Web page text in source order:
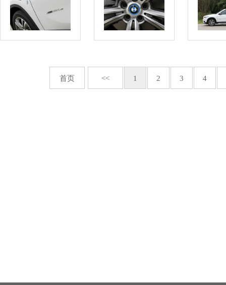
首页 << 1 2 3 4